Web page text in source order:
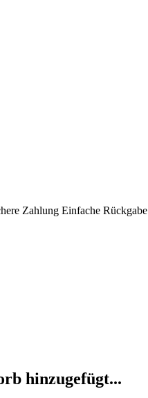
Zahlung Einfache Rückgabe
hinzugefügt...